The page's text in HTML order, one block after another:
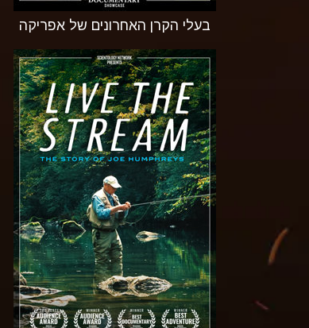
בעלי הקרן האחרונים של אפריקה